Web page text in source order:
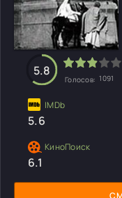
5.8
Голосов: 1091
5.6
6.1